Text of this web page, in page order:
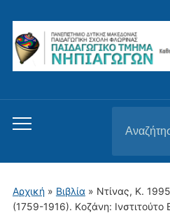
Εναλλαγή
μενού
για
κινητά
για:
Αρχική» Βιβλία » Ντίνας, Κ.
(1759-1916). Kοζάνη: Iνστιτούτο